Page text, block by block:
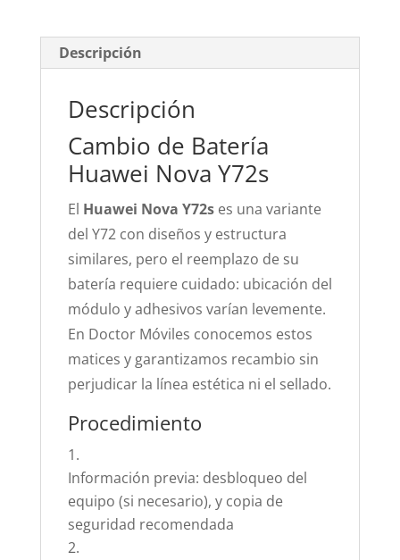
Descripción
Descripción
Cambio de Batería
Huawei Nova Y72s
El Huawei Nova Y72ses una variante
del Y72 con diseños y estructura
similares, pero el reemplazo de su
batería requiere cuidado: ubicación del
módulo y adhesivos varían levemente.
En Doctor Móviles conocemos estos
matices y garantizamos recambio sin
perjudicar la línea estética ni el sellado.
Procedimiento
Información previa: desbloqueo del
equipo (si necesario), y copia de
seguridad recomendada